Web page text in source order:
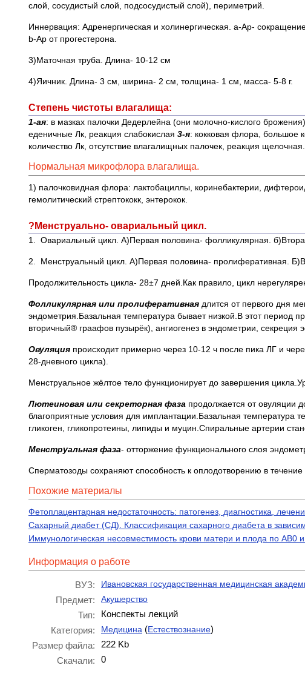
слой, сосудистый слой, подсосудистый слой), периметрий.
Иннервация: Адренергическая и холинергическая. a-Ар-
b-Ар от прогестерона.
3)Маточная труба. Длина- 10-12 см
4)Яичник. Длина- 3 см, ширина- 2 см, толщина- 1 см, масса- 5-8 г.
Степень чистоты влагалища:
1-ая: в мазках палочки Дедерлейна (они молочно-кислого
еденичные Лк, реакция слабокислая 3-я: кокковая флора, большое
количество Лк, отсутствие влагалищных палочек, реакция
Нормальная микрофлора влагалища.
1) палочковидная флора: лактобациллы, коринебактерии,
гемолитический стрептококк, энтерокок.
?Менструально- овариальный цикл.
1. Овариальный цикл. А)Первая половина- фолликулярная.
2. Менструальный цикл. А)Первая половина- пролиферативная.
Продолжительность цикла- 28±7 дней.Как правило, цикл
Фолликулярная или пролиферативная длится от первого дня
эндометрия.Базальная температура бывает низкой.В этот
вторичный® граафов пузырёк), ангиогенез в эндометрии, секреция
Овуляция происходит примерно через 10-12 ч после пика ЛГ и
28-дневного цикла).
Менструальное жёлтое тело функционирует до завершения
Лютеиновая или секреторная фаза продолжается от овуляции
благоприятные условия для имплантации.Базальная температура
гликоген, гликопротеины, липиды и муцин.Спиральные артерии
Менструальная фаза- отторжение функционального слоя
Сперматозоды сохраняют способность к оплодотворению в
Похожие материалы
Фетоплацентарная недостаточность: патогенез, диагностика,
Сахарный диабет (СД). Классификация сахарного диабета в
Иммунологическая несовместимость крови матери и плода по АВ0
Информация о работе
ВУЗ: Ивановская государственная медицинская
Предмет: Акушерство
Тип:
Конспекты лекций
Категория:
Медицина (Естествознание)
Размер файла:
222 Kb
Скачали:
0